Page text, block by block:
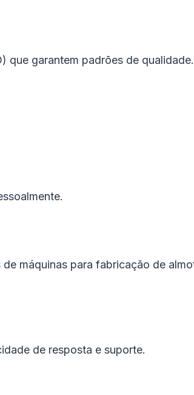
que garantem padrões de qualidade.
máquinas para fabricação de
de resposta e suporte.